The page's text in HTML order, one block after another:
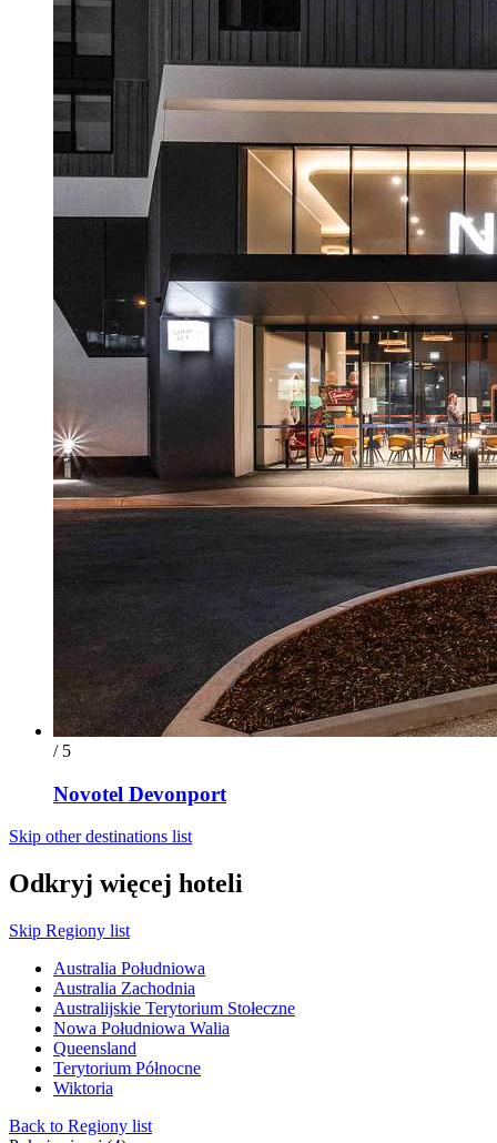
/ 5
Novotel Devonport
Skip other destinations list
Odkryj więcej hoteli
Skip Regiony list
Australia Południowa
Australia Zachodnia
Australijskie Terytorium Stołeczne
Nowa Południowa Walia
Queensland
Terytorium Północne
Wiktoria
Back to Regiony list